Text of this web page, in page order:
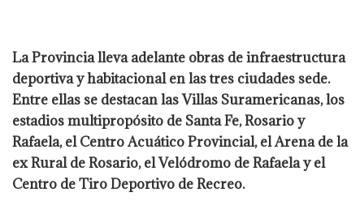
La Provincia lleva adelante obras de infraestructura
deportiva y habitacional en las tres ciudades sede.
Entre ellas se destacan las Villas Suramericanas, los
estadios multipropósito de Santa Fe, Rosario y
Rafaela, el Centro Acuático Provincial, el Arena de la
ex Rural de Rosario, el Velódromo de Rafaela y el
Centro de Tiro Deportivo de Recreo.